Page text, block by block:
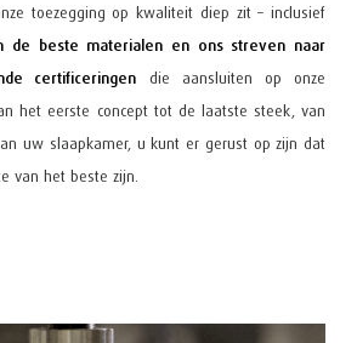
toezegging op kwaliteit diep zit – inclusief
de beste materialen en ons streven naar
certificeringen die aansluiten op onze
het eerste concept tot de laatste steek, van
uw slaapkamer, u kunt er gerust op zijn dat
van het beste zijn.